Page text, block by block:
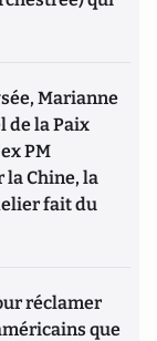
Marianne
de la Paix
PM
Chine, la
fait du
réclamer
que